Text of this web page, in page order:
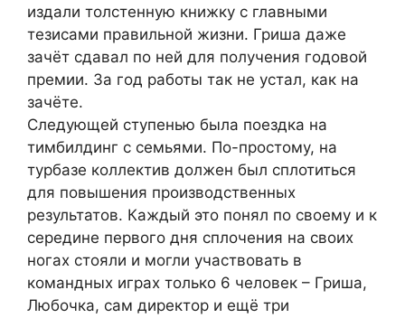
издали толстенную книжку с главными
тезисами правильной жизни. Гриша даже
зачёт сдавал по ней для получения годовой
премии. За год работы так не устал, как на
зачёте.
Следующей ступенью была поездка на
тимбилдинг с семьями. По-простому, на
турбазе коллектив должен был сплотиться
для повышения производственных
результатов. Каждый это понял по своему и к
середине первого дня сплочения на своих
ногах стояли и могли участвовать в
командных играх только 6 человек – Гриша,
Любочка, сам директор и ещё три